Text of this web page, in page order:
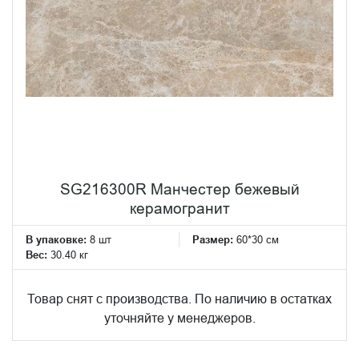
SG216300R Манчестер бежевый
керамогранит
В упаковке: 8 шт Размер: 60*30 см
Вес: 30.40 кг
Товар снят с производства. По наличию в остатках
уточняйте у менеджеров.